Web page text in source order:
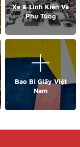
Xe & Linh Kiện Và
Phụ Tùng
Bao Bì Giấy Việt
Nam